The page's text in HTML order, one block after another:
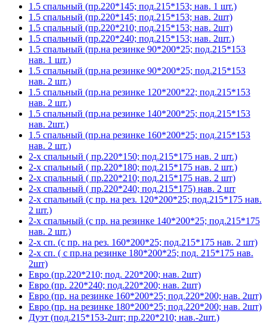
1.5 спальный (пр.220*145; под.215*153; нав. 1 шт.)
1.5 спальный (пр.220*145; под.215*153; нав. 2шт)
1.5 спальный (пр.220*210; под.215*153; нав. 2шт)
1.5 спальный (пр.220*240; под.215*153; нав. 2шт.)
1.5 спальный (пр.на резинке 90*200*25; под.215*153
нав. 1 шт.)
1.5 спальный (пр.на резинке 90*200*25; под.215*153
нав. 2 шт.)
1.5 спальный (пр.на резинке 120*200*22; под.215*153
нав. 2 шт.)
1.5 спальный (пр.на резинке 140*200*25; под.215*153
нав. 2шт.)
1.5 спальный (пр.на резинке 160*200*25; под.215*153
нав. 2 шт.)
2-х спальный ( пр.220*150; под.215*175 нав. 2 шт.)
2-х спальный ( пр.220*180; под.215*175 нав. 2 шт.)
2-х спальный ( пр.220*210; под.215*175 нав. 2 шт)
2-х спальный ( пр.220*240; под.215*175) нав. 2 шт
2-х спальный (с пр. на рез. 120*200*25; под.215*175 нав.
2 шт.)
2-х спальный (с пр. на резинке 140*200*25; под.215*175
нав. 2 шт.)
2-х сп. (с пр. на рез. 160*200*25; под.215*175 нав. 2 шт)
2-х сп. ( с пр.на резинке 180*200*25; под. 215*175 нав.
2шт)
Евро (пр.220*210; под. 220*200; нав. 2шт)
Евро (пр. 220*240; под.220*200; нав. 2шт)
Евро (пр. на резинке 160*200*25; под.220*200; нав. 2шт)
Евро (пр. на резинке 180*200*25; под.220*200; нав. 2шт)
Дуэт (под.215*153-2шт; пр.220*210; нав.-2шт.)